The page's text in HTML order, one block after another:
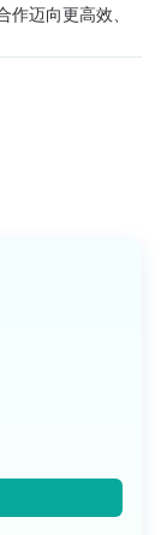
迈向更高效、